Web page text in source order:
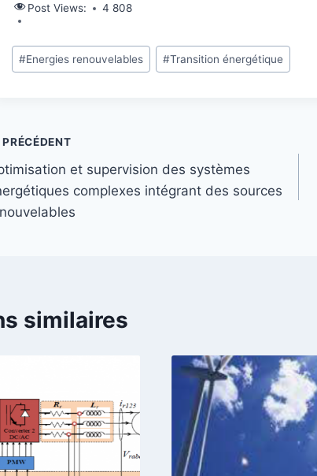
Post Views: 4 808
Étiquettes
de
#Energies renouvelables #Transition énergétique
PRÉCÉDENT
et supervision des systèmes
complexes intégrant des sources
similaires